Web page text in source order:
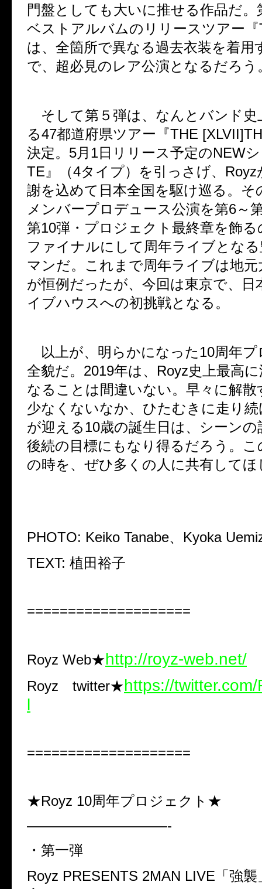
門盤としても大いに推せる作品だ。
ベストアルバムのリリースツアー『
は、全箇所で異なる過去衣装を着用
で、超必見のレア公演となるだろう
そして第５弾は、なんとバンド史
る47都道府県ツアー『THE
決定。 5月 1日リリース予定のNEW
TE 』（4タイプ）を引っさげ、 Royz
謝を込めて日本全国を駆け巡る。そ
メンバープロデュース公演を第6～
第10弾・プロジェクト最終章を飾
ファイナルにして周年ライブとな
マンだ。これまで周年ライブは地
が恒例だったが、今回は東京で、日
イブハウスへの初挑戦となる。
以上が、明らかになった10周年
全貌だ。 2019年は、 Royz史上最高
なることは間違いない。早々に解
少なくないなか、ひたむきに走り
が迎える10歳の誕生日は、シーン
後続の目標にもなり得るだろう。こ
の時を、ぜひ多くの人に共有してほ
PHOTO: Keiko Tanabe、 Kyoka
TEXT: 植田裕子
====================
Royz Web★http://royz-web.net/
Royz twitter★https://
l
====================
★Royz 10周年プロジェクト★
——————————-
・第一弾
Royz PRESENTS 2MAN LIVE 「強